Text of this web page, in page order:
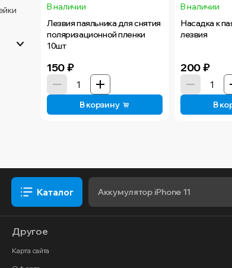
В наличии
Лезвия паяльника для снятия
поляризационной пленки
10шт
150₽
В корзину
В наличии
Насадка к
лезвия
200₽
В
Каталог
Другое
Карта сайта